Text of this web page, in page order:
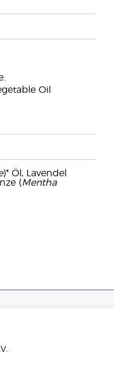
Oil
)* Öl, Lavendel
(Mentha